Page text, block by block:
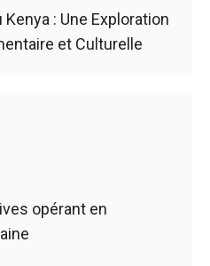
Kenya : Une Exploration
et Culturelle
opérant en